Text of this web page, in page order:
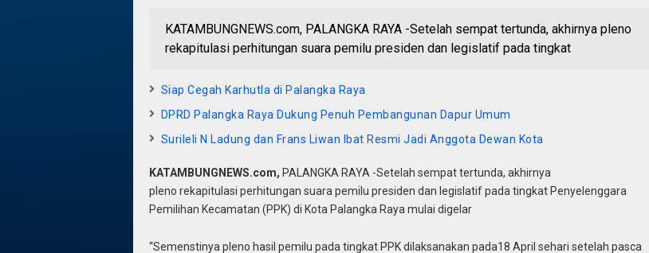
KATAMBUNGNEWS.com, PALANGKA RAYA -Setelah sempat tertunda, akhirnya pleno
rekapitulasi perhitungan suara pemilu presiden dan legislatif pada tingkat
Siap Cegah Karhutla di Palangka Raya
DPRD Palangka Raya Dukung Penuh Pembangunan Dapur Umum
Surileli N Ladung dan Frans Liwan Ibat Resmi Jadi Anggota Dewan Kota
KATAMBUNGNEWS.com, PALANGKA RAYA -Setelah sempat tertunda, akhirnya
pleno rekapitulasi perhitungan suara pemilu presiden dan legislatif pada tingkat Penyelenggara
Pemilihan Kecamatan (PPK) di Kota Palangka Raya mulai digelar
“Semenstinya pleno hasil pemilu pada tingkat PPK dilaksanakan pada18 April sehari setelah pasca